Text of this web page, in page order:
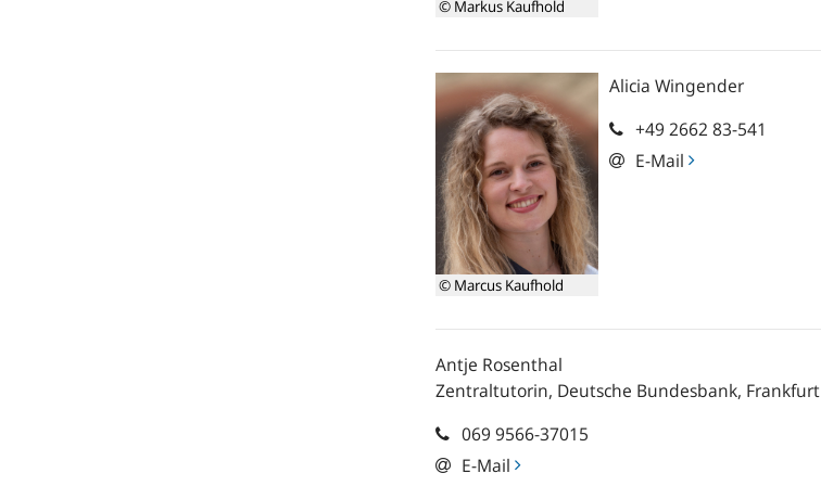
© Markus Kaufhold
© Marcus Kaufhold
Alicia Wingender
+49 2662 83-541
E-Mail
Antje Rosenthal
Zentraltutorin, Deutsche Bundesbank, Frankfurt
069 9566-37015
E-Mail